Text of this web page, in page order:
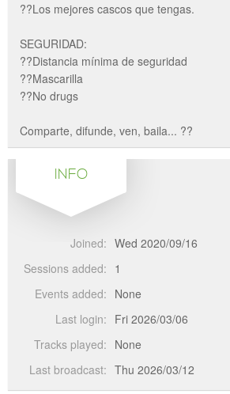
??Los mejores cascos que tengas.
SEGURIDAD:
??Distancia mínima de seguridad
??Mascarilla
??No drugs
Comparte, difunde, ven, baila... ??
INFO
Joined: Wed 2020/09/16
Sessions added: 1
Events added: None
Last login: Fri 2026/03/06
Tracks played: None
Last broadcast: Thu 2026/03/12